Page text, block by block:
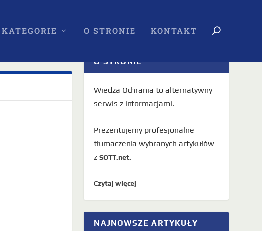
KATEGORIE O STRONIE KONTAKT
O STRONIE
Wiedza Ochrania to alternatywny
serwis z informacjami.
Prezentujemy profesjonalne
tłumaczenia wybranych artykułów
zSOTT.net.
Czytaj więcej
NAJNOWSZE ARTYKUŁY